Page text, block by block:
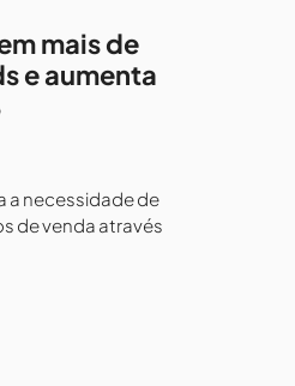
mais de
e aumenta
a necessidade de
de venda através